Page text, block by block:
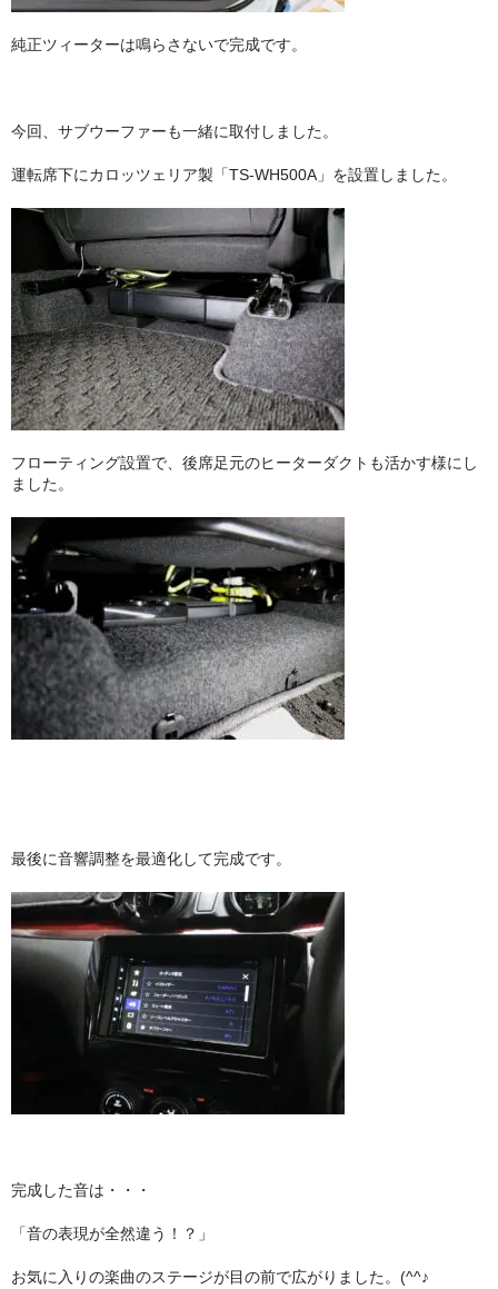
純正ツィーターは鳴らさないで完成です。
今回、サブウーファーも一緒に取付しました。
運転席下にカロッツェリア製「TS-WH500A」を設置しました。
フローティング設置で、後席足元のヒーターダクトも活かす様にし
ました。
最後に音響調整を最適化して完成です。
完成した音は・・・
「音の表現が全然違う！？」
お気に入りの楽曲のステージが目の前で広がりました。(^^♪